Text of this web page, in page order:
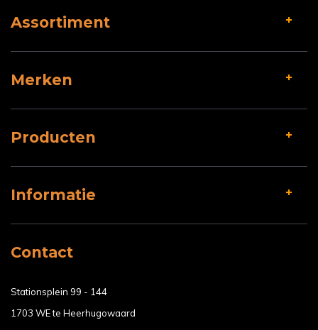
Assortiment
Merken
Producten
Informatie
Contact
Stationsplein 99 - 144
1703 WE te Heerhugowaard